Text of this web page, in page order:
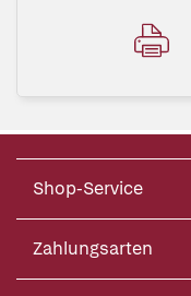
Shop-Service
Zahlungsarten